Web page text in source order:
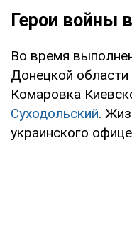
Герои войны
Во время
Донецкой
Комаровка
Суходольский.
украинского